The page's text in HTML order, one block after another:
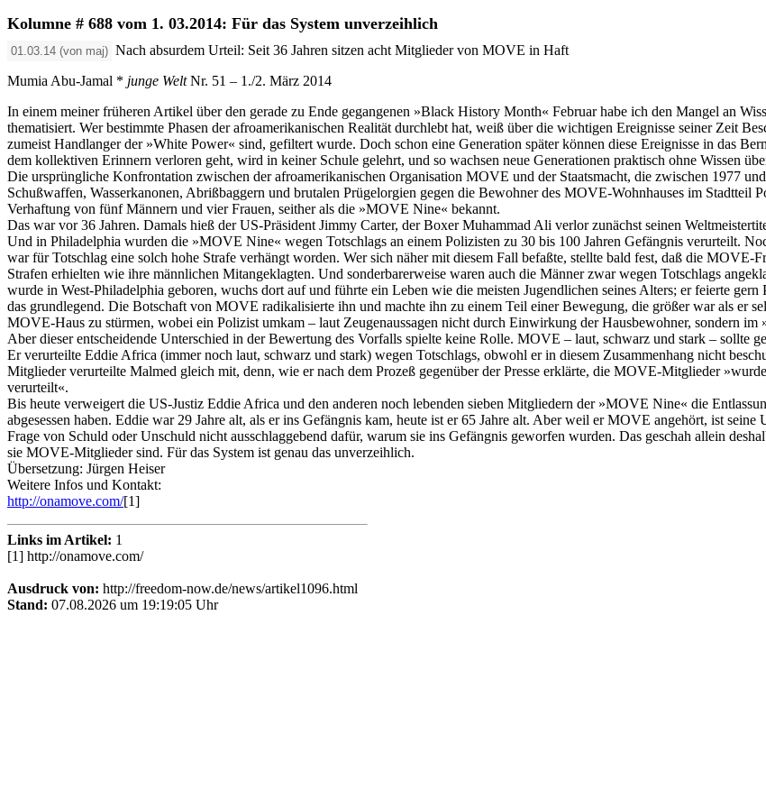
Kolumne # 688 vom 1. 03.2014: Für das System unverzeihlich
01.03.14 (von maj) Nach absurdem Urteil: Seit 36 Jahren sitzen acht Mitglieder von MOVE in Haft
Mumia Abu-Jamal * junge WeltNr. 51 – 1./2. März 2014
In einem meiner früheren Artikel über den gerade zu Ende gegangenen »Black History Month« Februar habe ich den Mangel an
thematisiert. Wer bestimmte Phasen der afroamerikanischen Realität durchlebt hat, weiß über die wichtigen Ereignisse seiner Zeit
zumeist Handlanger der »White Power« sind, gefiltert wurde. Doch schon eine Generation später können diese Ereignisse in das
dem kollektiven Erinnern verloren geht, wird in keiner Schule gelehrt, und so wachsen neue Generationen praktisch ohne Wissen
Die ursprüngliche Konfrontation zwischen der afroamerikanischen Organisation MOVE und der Staatsmacht, die zwischen 1977
Schußwaffen, Wasserkanonen, Abrißbaggern und brutalen Prügelorgien gegen die Bewohner des MOVE-Wohnhauses im
Verhaftung von fünf Männern und vier Frauen, seither als die »MOVE Nine« bekannt.
Das war vor 36 Jahren. Damals hieß der US-Präsident Jimmy Carter, der Boxer Muhammad Ali verlor zunächst seinen
Und in Philadelphia wurden die »MOVE Nine« wegen Totschlags an einem Polizisten zu 30 bis 100 Jahren Gefängnis verurteilt.
war für Totschlag eine solch hohe Strafe verhängt worden. Wer sich näher mit diesem Fall befaßte, stellte bald fest, daß die MOVE-
Strafen erhielten wie ihre männlichen Mitangeklagten. Und sonderbarerweise waren auch die Männer zwar wegen Totschlags
wurde in West-Philadelphia geboren, wuchs dort auf und führte ein Leben wie die meisten Jugendlichen seines Alters; er feierte
das grundlegend. Die Botschaft von MOVE radikalisierte ihn und machte ihn zu einem Teil einer Bewegung, die größer war als er
MOVE-Haus zu stürmen, wobei ein Polizist umkam – laut Zeugenaussagen nicht durch Einwirkung der Hausbewohner, sondern
Aber dieser entscheidende Unterschied in der Bewertung des Vorfalls spielte keine Rolle. MOVE – laut, schwarz und stark – sollte
Er verurteilte Eddie Africa (immer noch laut, schwarz und stark) wegen Totschlags, obwohl er in diesem Zusammenhang nicht
Mitglieder verurteilte Malmed gleich mit, denn, wie er nach dem Prozeß gegenüber der Presse erklärte, die MOVE-Mitglieder
verurteilt«.
Bis heute verweigert die US-Justiz Eddie Africa und den anderen noch lebenden sieben Mitgliedern der ­»MOVE Nine« die
abgesessen haben. Eddie war 29 Jahre alt, als er ins Gefängnis kam, heute ist er 65 Jahre alt. Aber weil er MOVE angehört, ist
Frage von Schuld oder Unschuld nicht ausschlaggebend dafür, warum sie ins Gefängnis geworfen wurden. Das geschah allein
sie MOVE-Mitglieder sind. Für das System ist genau das unverzeihlich.
Übersetzung: Jürgen Heiser
Weitere Infos und Kontakt:
http://onamove.com/[1]
Links im Artikel: 1
[1] http://onamove.com/
Ausdruck von: http://freedom-now.de/news/artikel1096.html
Stand: 07.08.2026 um 19:19:05 Uhr